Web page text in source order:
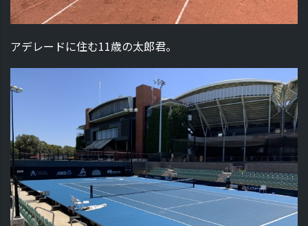
アデレードに住む11歳の太郎君。